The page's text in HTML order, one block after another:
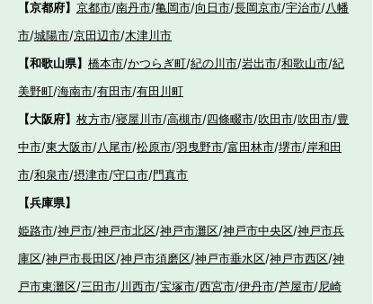
【京都府】 京都市/南丹市/亀岡市/向日市/長岡京市/宇治市/八幡
市/城陽市/京田辺市/木津川市
【和歌山県】 橋本市/かつらぎ町/紀の川市/岩出市/和歌山市/紀
美野町/海南市/有田市/有田川町
【大阪府】 枚方市/寝屋川市/高槻市/四條畷市/吹田市/吹田市/豊
中市/東大阪市/八尾市/松原市/羽曳野市/富田林市/堺市/岸和田
市/和泉市/摂津市/守口市/門真市
【兵庫県】
姫路市/神戸市/神戸市北区/神戸市灘区/神戸市中央区/神戸市兵
庫区/神戸市長田区/神戸市須磨区/神戸市垂水区/神戸市西区/神
戸市東灘区/三田市/川西市/宝塚市/西宮市/伊丹市/芦屋市/尼崎